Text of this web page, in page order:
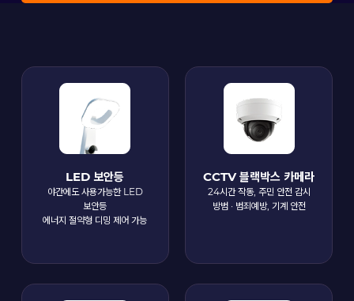
LED 보안등
야간에도 사용가능한 LED
보안등
에너지 절약형 디밍 제어 가능
CCTV 블랙박스 카메라
24시간 작동, 주민 안전 감시
방범 · 범죄예방, 기계 안전